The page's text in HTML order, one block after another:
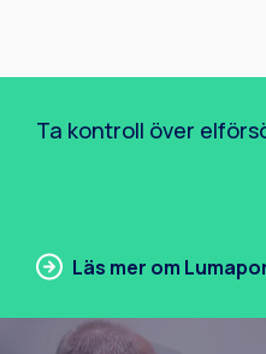
Ta kontroll över
Läs mer om